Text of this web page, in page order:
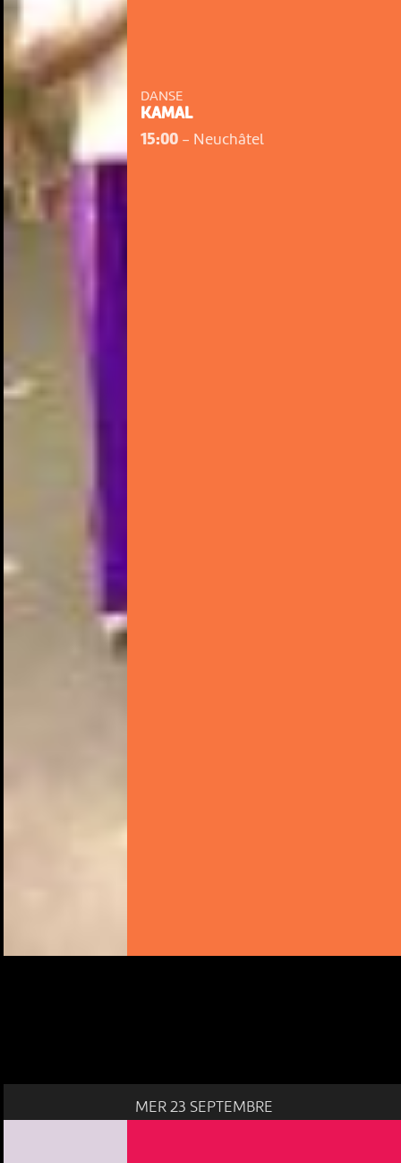
DANSE
KAMAL
15:00- Neuchâtel
MER 23 SEPTEMBRE